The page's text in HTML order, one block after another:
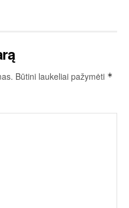
Būtini laukeliai pažymėti *